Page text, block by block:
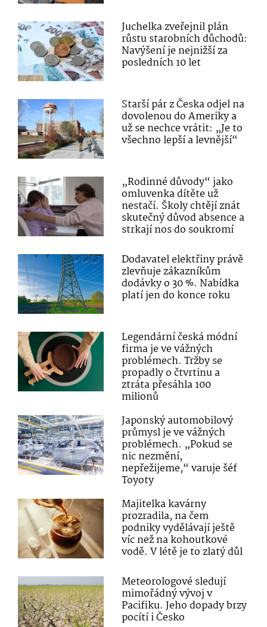
Juchelka zveřejnil plán
růstu starobních důchodů:
Navýšení je nejnižší za
posledních 10 let
Starší pár z Česka odjel na
dovolenou do Ameriky a
už se nechce vrátit: „Je to
všechno lepší a levnější“
„Rodinné důvody“ jako
omluvenka dítěte už
nestačí. Školy chtějí znát
skutečný důvod absence a
strkají nos do soukromí
Dodavatel elektřiny právě
zlevňuje zákazníkům
dodávky o 30 %. Nabídka
platí jen do konce roku
Legendární česká módní
firma je ve vážných
problémech. Tržby se
propadly o čtvrtinu a
ztráta přesáhla 100
milionů
Japonský automobilový
průmysl je ve vážných
problémech. „Pokud se
nic nezmění,
nepřežijeme,“ varuje šéf
Toyoty
Majitelka kavárny
prozradila, na čem
podniky vydělávají ještě
víc než na kohoutkové
vodě. V létě je to zlatý důl
Meteorologové sledují
mimořádný vývoj v
Pacifiku. Jeho dopady brzy
pocítí i Česko